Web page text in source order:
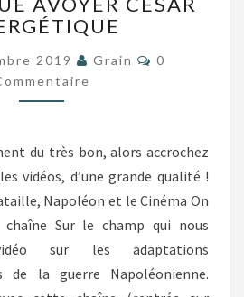
NOVLANGUE
CÉSAR
ÉNERGÉTIQUE
2019 Grain
0
du très bon, alors accrochez
vidéos, d’une grande qualité !
Napoléon et le Cinéma On
chaîne Sur le champ qui nous
sur les adaptations
de la guerre Napoléonienne.